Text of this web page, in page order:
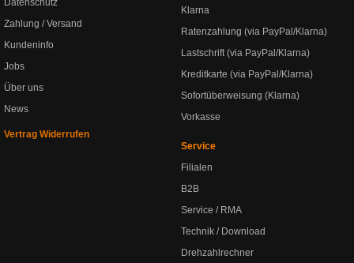
Datenschutz
Zahlung / Versand
Kundeninfo
Jobs
Über uns
News
Vertrag Widerrufen
Klarna
Ratenzahlung (via PayPal/Klarna)
Lastschrift (via PayPal/Klarna)
Kreditkarte (via PayPal/Klarna)
Sofortüberweisung (Klarna)
Vorkasse
Service
Filialen
B2B
Service / RMA
Technik / Download
Drehzahlrechner